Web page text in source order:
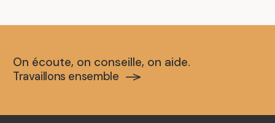
On écoute, on conseille, on aide.
Travaillons ensemble